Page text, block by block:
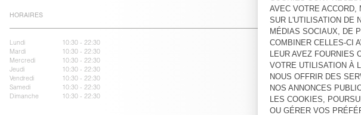
HORAIRES
Lundi
10:30 - 22:30
Mardi
10:30 - 22:30
Mercredi
10:30 - 22:30
Jeudi
10:30 - 22:30
Vendredi
10:30 - 22:30
Samedi
10:30 - 22:30
Dimanche
10:30 - 22:30